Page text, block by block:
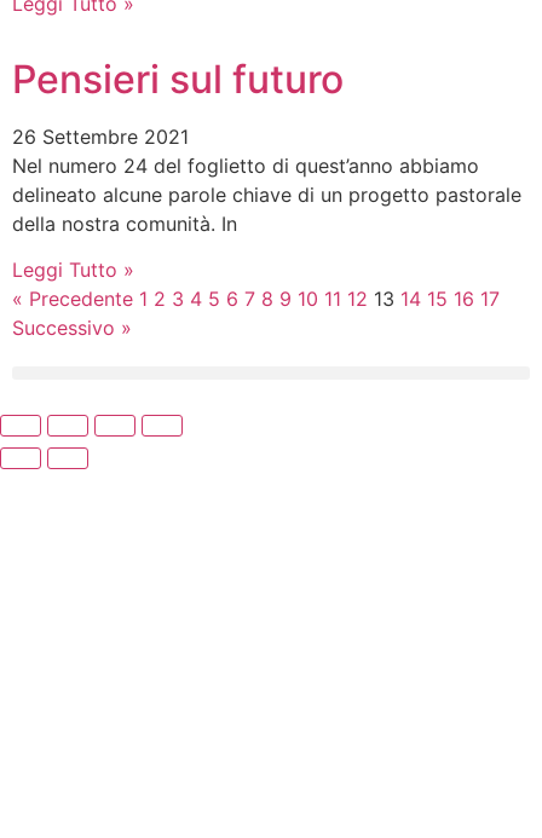
Pensieri sul futuro
26 Settembre 2021
Nel numero 24 del foglietto di quest’anno abbiamo
delineato alcune parole chiave di un progetto pastorale
della nostra comunità. In
Leggi Tutto »
« Precedente 1 2 3 4 5 6 7 8 9 10 11 12 13 14 15 16 17
Successivo »